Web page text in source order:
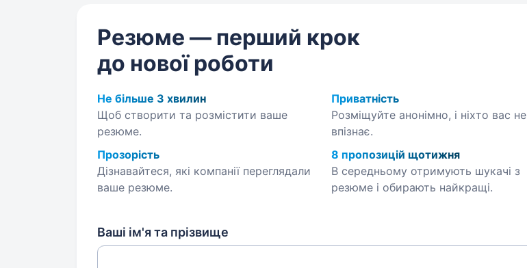
Резюме — перший крок
до нової роботи
Не більше 3 хвилин
Щоб створити та розмістити ваше
резюме.
Приватність
Розміщуйте анонімно, і ніхто вас не
впізнає.
Прозорість
Дізнавайтеся, які компанії переглядали
ваше резюме.
8 пропозицій щотижня
В середньому отримують шукачі з
резюме і обирають найкращі.
Ваші ім'я та прізвище